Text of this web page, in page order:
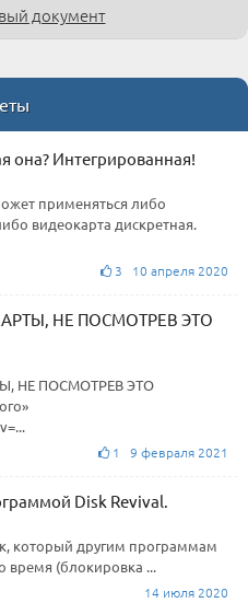
документ
она? Интегрированная!
применяться либо
видеокарта дискретная.
3 10 апреля 2020
НЕ ПОСМОТРЕВ ЭТО
НЕ ПОСМОТРЕВ ЭТО
1 9 февраля 2021
Disk Revival.
который другим программам
время (блокировка ...
14 июля 2020